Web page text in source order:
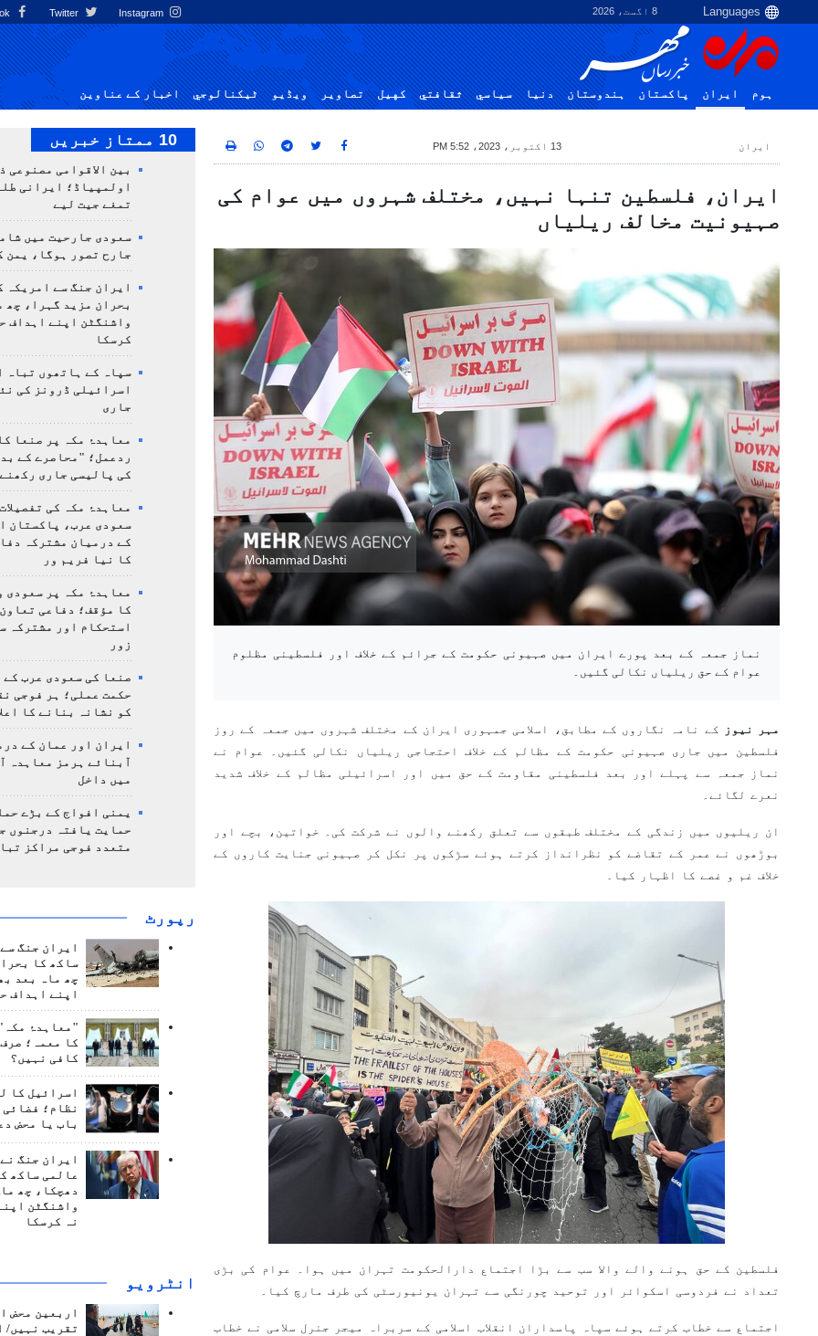
8 اگست، 2026 Instagram
ہوم ایران پاکستان ہندوستان دنیا سياسي ثقافتي کهيل تصاوير ویڈیو ٹيكنالوجي اخبار کے عناوین
ایران 13 اکتوبر، 2023، 5:52 PM
ایران، فلسطین تنہا نہیں، مختلف شہروں میں عوام کی
صہیونیت مخالف ریلیاں
نماز جمعہ کے بعد پورے ایران میں صہیونی حکومت کے جرائم کے خلاف اور فلسطینی مظلوم
عوام کے حق ریلیاں نکالی گئیں۔
مہر نیوز
کے نامہ نگاروں کے مطابق، اسلامی جمہوری ایران کے مختلف شہروں میں جمعہ کے روز
فلسطین میں جاری صہیونی حکومت کے مظالم کے خلاف احتجاجی ریلیاں نکالی گئیں۔ عوام نے
نماز جمعہ سے پہلے اور بعد فلسطینی مقاومت کے حق میں اور اسرائیلی مظالم کے خلاف شدید
نعرے لگائے۔
ان ریلیوں میں زندگی کے مختلف طبقوں سے تعلق رکھنے والوں نے شرکت کی۔ خواتین، بچے اور
بوڑھوں نے عمر کے تقاضے کو نظرانداز کرتے ہوئے سڑکوں پر نکل کر صہیونی جنایت کاروں کے
خلاف غم و غصے کا اظہار کیا۔
فلسطین کے حق ہونے والے والا سب سے بڑا اجتماع دارالحکومت تہران میں ہوا۔ عوام کی بڑی
تعداد نے فردوسی اسکوائر اور توحید چورنگی سے تہران یونیورسٹی کی طرف مارچ کیا۔
اجتماع سے خطاب کرتے ہوئے سپاہ پاسداران انقلاب اسلامی کے سربراہ میجر جنرل سلامی نے خطاب
10 ممتاز خبریں
بین الاقوامی مصنوعی
تمغے جیت لیے
سعودی جارحیت میں
جارح تصور ہوگا، یمن
ایران جنگ سے امریکہ
بحران مزید گہرا، چھ
واشنگٹن اپنے اہداف
کرسکا
سپاہ کے ہاتھوں تباہ
اسرائیلی ڈرونز کی
جاری
معاہدۂ مکہ پر صنعا
ردعمل؛ "محاصرے کے
کی پالیسی جاری رکھنے
معاہدۂ مکہ کی
سعودی عرب، پاکستان
کے درمیان مشترکہ
کا نیا فریم ور
معاہدۂ مکہ پر سعودی
کا مؤقف؛ دفاعی
استحکام اور مشترکہ
زور
صنعا کی سعودی عرب کے
حکمت عملی؛ ہر فوجی
کو نشانہ بنانے کا
ایران اور عمان کے
آبنائے ہرمز معاہدہ
میں داخل
یمنی افواج کے بڑے
حمایت یافتہ درجنوں
متعدد فوجی مراکز
رپورٹ
ایران جنگ
ساکھ کا
چھ ماہ بعد
اپنے اہداف
"معاہدۂ
کا معمہ؛
کافی نہیں؟
اسرائیل کا
نظام؛ فضائی
باب یا محض
ایران جنگ
عالمی ساکھ
دھچکا، چھ
واشنگٹن
نہ کرسکا
انٹرويو
اربعین محض
تقریب نہیں/